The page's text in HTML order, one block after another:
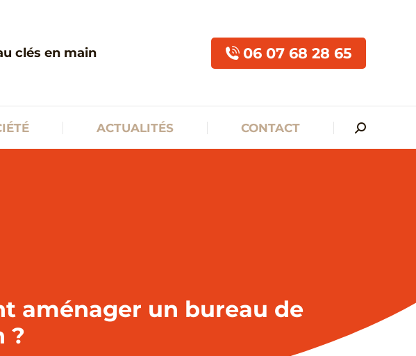
clés en main 06 07 68 28 65
ACTUALITÉS CONTACT
aménager un bureau de
?
CONTACT